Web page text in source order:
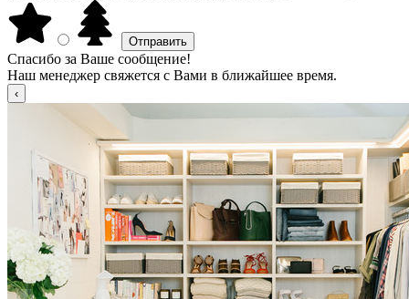
Спасибо за Ваше сообщение!
Наш менеджер свяжется с Вами в ближайшее время.